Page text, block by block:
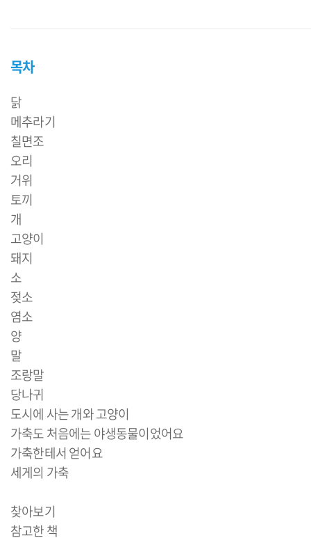
목차
닭
메추라기
칠면조
오리
거위
토끼
개
고양이
돼지
소
젖소
염소
양
말
조랑말
당나귀
도시에 사는 개와 고양이
가축도 처음에는 야생동물이었어요
가축한테서 얻어요
세게의 가축
찾아보기